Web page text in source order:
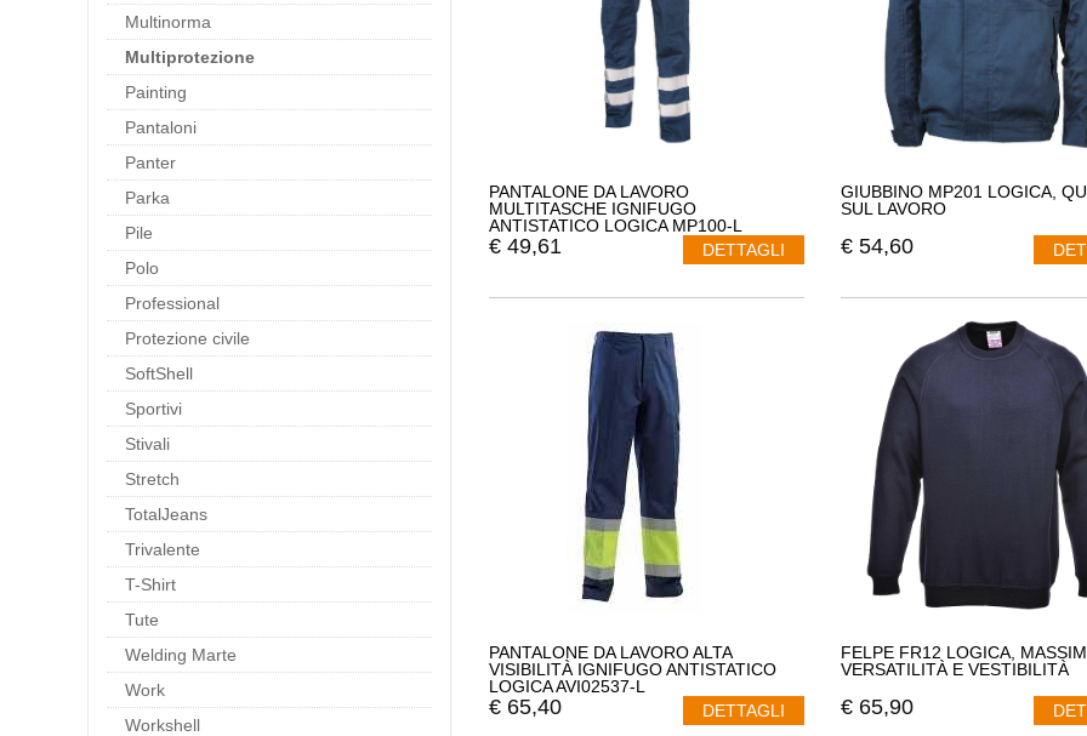
Multinorma
Multiprotezione
Painting
Pantaloni
Panter
Parka
Pile
Polo
Professional
Protezione civile
SoftShell
Sportivi
Stivali
Stretch
TotalJeans
Trivalente
T-Shirt
Tute
Welding Marte
Work
Workshell
PANTALONE DA LAVORO
MULTITASCHE IGNIFUGO
ANTISTATICO LOGICA MP100-L
€ 49,61 DETTAGLI
GIUBBINO MP201 LOGICA,
SUL LAVORO
€ 54,60
PANTALONE DA LAVORO ALTA
VISIBILITÀ IGNIFUGO ANTISTATICO
LOGICA AVI02537-L
€ 65,40 DETTAGLI
FELPE FR12 LOGICA,
VERSATILITÀ E VESTIBILITÀ
€ 65,90